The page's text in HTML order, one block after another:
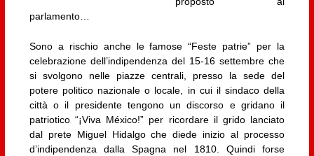
parlamento…
Sono a rischio anche le famose “Feste patrie” per la
celebrazione dell’indipendenza del 15-16 settembre che
si svolgono nelle piazze centrali, presso la sede del
potere politico nazionale o locale, in cui il sindaco della
città o il presidente tengono un discorso e gridano il
patriotico “¡Viva México!” per ricordare il grido lanciato
dal prete Miguel Hidalgo che diede inizio al processo
d’indipendenza dalla Spagna nel 1810. Quindi forse